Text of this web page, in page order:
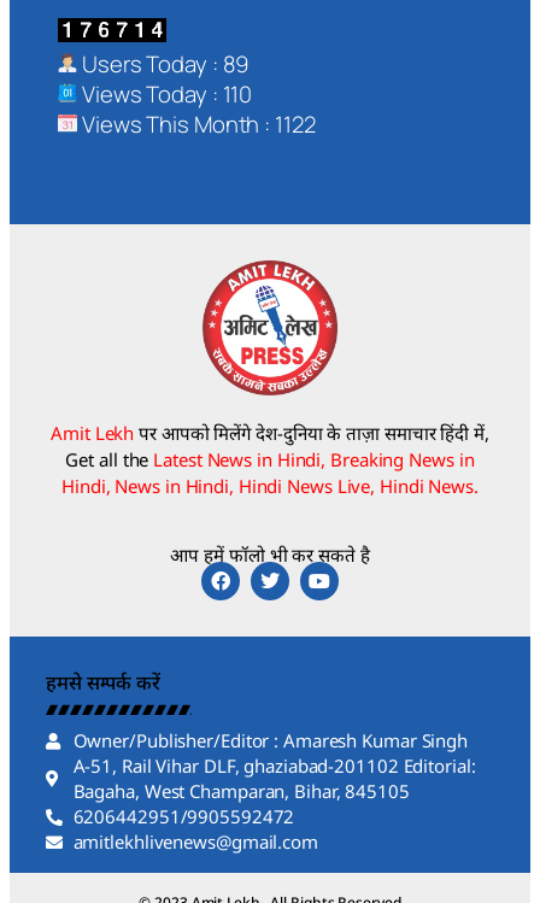
Users Today : 89
Views Today : 110
Views This Month : 1122
Amit Lekh पर आपको मिलेंगे देश-दुनिया के ताज़ा समाचार हिंदी में,
Get all the Latest News in Hindi, Breaking News in
Hindi, News in Hindi, Hindi News Live, Hindi News.
आप हमें फॉलो भी कर सकते है
हमसे सम्पर्क करें
Owner/Publisher/Editor : Amaresh Kumar Singh
A-51, Rail Vihar DLF, ghaziabad-201102 Editorial:
Bagaha, West Champaran, Bihar, 845105
6206442951/9905592472
amitlekhlivenews@gmail.com